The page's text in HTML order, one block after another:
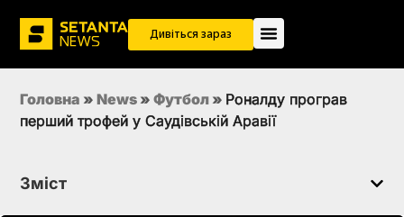
Дивіться зараз
Головна » News » Футбол » Роналду програв
перший трофей у Саудівській Аравії
Зміст